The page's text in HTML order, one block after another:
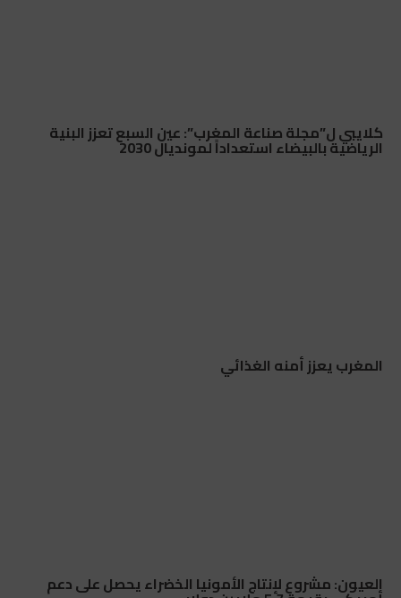
كلايبي ل”مجلة صناعة المغرب”: عين السبع تعزز البنية
الرياضية بالبيضاء استعداداً لمونديال 2030
المغرب يعزز أمنه الغذائي
العيون: مشروع لإنتاج الأمونيا الخضراء يحصل على دعم